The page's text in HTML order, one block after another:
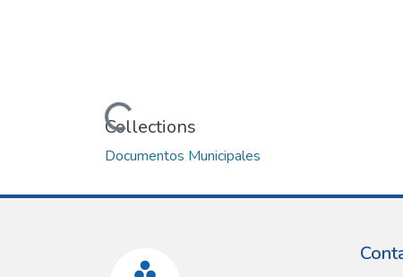
Loading...
Collections
Documentos Municipales